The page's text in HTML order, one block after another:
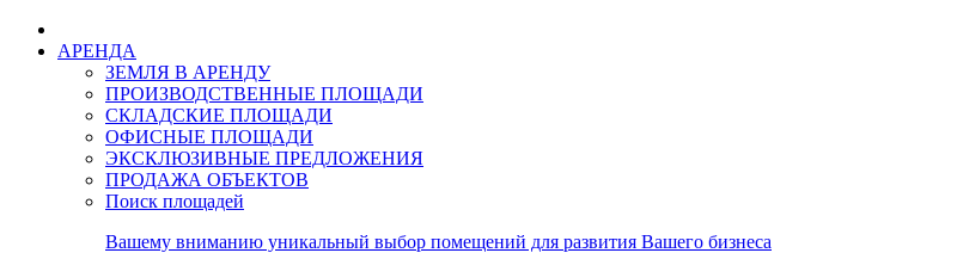
АРЕНДА
ЗЕМЛЯ В АРЕНДУ
ПРОИЗВОДСТВЕННЫЕ ПЛОЩАДИ
СКЛАДСКИЕ ПЛОЩАДИ
ОФИСНЫЕ ПЛОЩАДИ
ЭКСКЛЮЗИВНЫЕ ПРЕДЛОЖЕНИЯ
ПРОДАЖА ОБЪЕКТОВ
Поиск площадей
Вашему вниманию уникальный выбор помещений для развития Вашего бизнеса